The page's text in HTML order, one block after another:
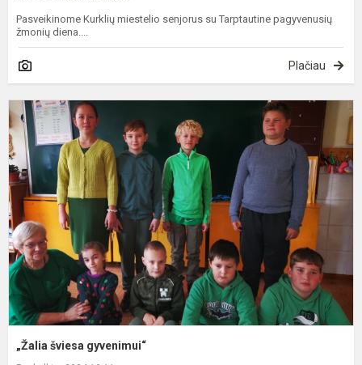
Pasveikinome Kurklių miestelio senjorus su Tarptautine pagyvenusių
žmonių diena....
Plačiau
„Žalia šviesa gyvenimui“